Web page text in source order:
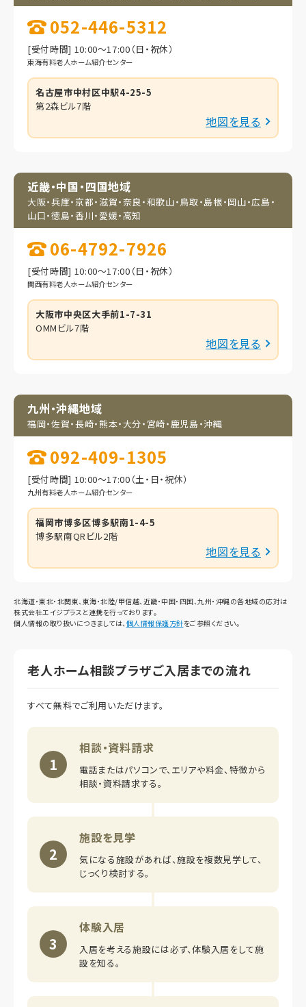
052-446-5312
[受付時間] 10:00～17:00（日・祝休）
東海有料老人ホーム紹介センター
名古屋市中村区中駅4-25-5
第2森ビル7階
地図を見る
近畿・中国・四国地域
大阪・兵庫・京都・滋賀・奈良・和歌山・鳥取・島根・岡山・広島・
山口・徳島・香川・愛媛・高知
06-4792-7926
[受付時間] 10:00～17:00（日・祝休）
関西有料老人ホーム紹介センター
大阪市中央区大手前1-7-31
OMMビル7階
地図を見る
九州・沖縄地域
福岡・佐賀・長崎・熊本・大分・宮崎・鹿児島・沖縄
092-409-1305
[受付時間] 10:00～17:00（土・日・祝休）
九州有料老人ホーム紹介センター
福岡市博多区博多駅南1-4-5
博多駅南QRビル2階
地図を見る
北海道・東北・北関東、東海・北陸/甲信越、近畿・中国・四国、九州・沖縄の各地域の応対は
株式会社エイジプラスと連携を行っております。
個人情報の取り扱いにつきましては、 個人情報保護方針をご参照ください。
老人ホーム相談プラザご入居までの流れ
すべて無料でご利用いただけます。
1
相談・資料請求
電話またはパソコンで、エリアや料金、特徴から
相談・資料請求する。
2
施設を見学
気になる施設があれば、施設を複数見学して、
じっくり検討する。
3
体験入居
入居を考える施設には必ず、体験入居をして施
設を知る。